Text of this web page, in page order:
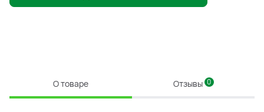
О товаре Отзывы 0